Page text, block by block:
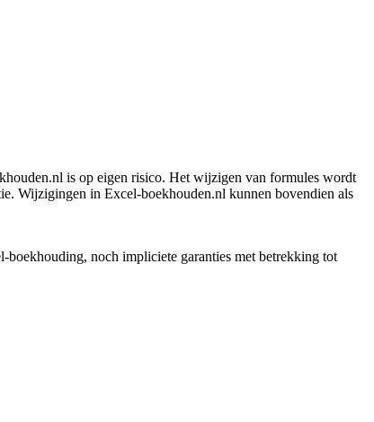
is op eigen risico. Het wijzigen van formules wordt
Wijzigingen in Excel‑boekhouden.nl kunnen bovendien als
boekhouding, noch impliciete garanties met betrekking tot